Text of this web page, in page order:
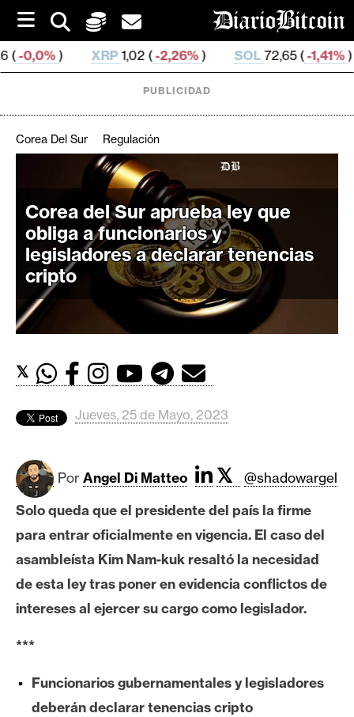
i
p
t
o
XRP1,02 ( -2,26%) SOL72,65 ( -1,41%) TRX
i
p
t
o
M
r
a
o
i
t
c
o
i
n
t
h
PUBLICIDAD
Corea Del Sur Regulación
Corea del Sur aprueba ley que
obliga a funcionarios y
legisladores a declarar tenencias
cripto
𝕏
Jueves, 25 de Mayo, 2023
Por Angel Di Matteo 𝕏
@shadowargel
Solo queda que el presidente del país la firme
para entrar oficialmente en vigencia. El caso del
asambleísta Kim Nam-kuk resaltó la necesidad
de esta ley tras poner en evidencia conflictos de
intereses al ejercer su cargo como legislador.
***
Funcionarios gubernamentales y legisladores
deberán declarar tenencias cripto